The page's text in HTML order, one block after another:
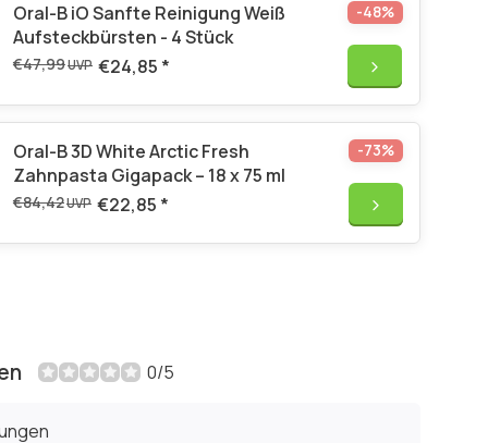
Oral-B iO Sanfte Reinigung Weiß
Aufsteckbürsten - 4 Stück
€47,99UVP €24,85 *
-48%
Oral-B 3D White Arctic Fresh
Zahnpasta Gigapack – 18 x 75 ml
€84,42UVP €22,85 *
-73%
0/5